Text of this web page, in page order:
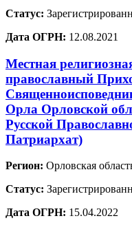
Статус:
Дата ОГРН: 12.08.2021
Местная
православный
Орла Орловской
Русской
Патриархат)
Регион: Орловская
Статус:
Дата ОГРН: 15.04.2022